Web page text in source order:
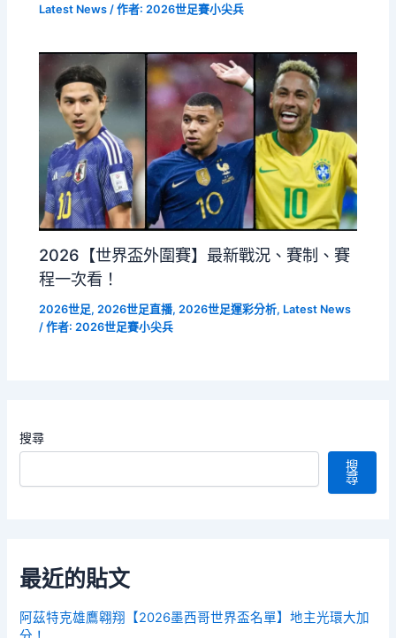
Latest News / 作者:2026世足賽小尖兵
2026【世界盃外圍賽】最新戰況、賽制、賽
程一次看！
2026世足,2026世足直播,2026世足運彩分析, Latest News
/ 作者:2026世足賽小尖兵
搜尋
搜
尋
最近的貼文
阿茲特克雄鷹翱翔【2026墨西哥世界盃名單】地主光環大加